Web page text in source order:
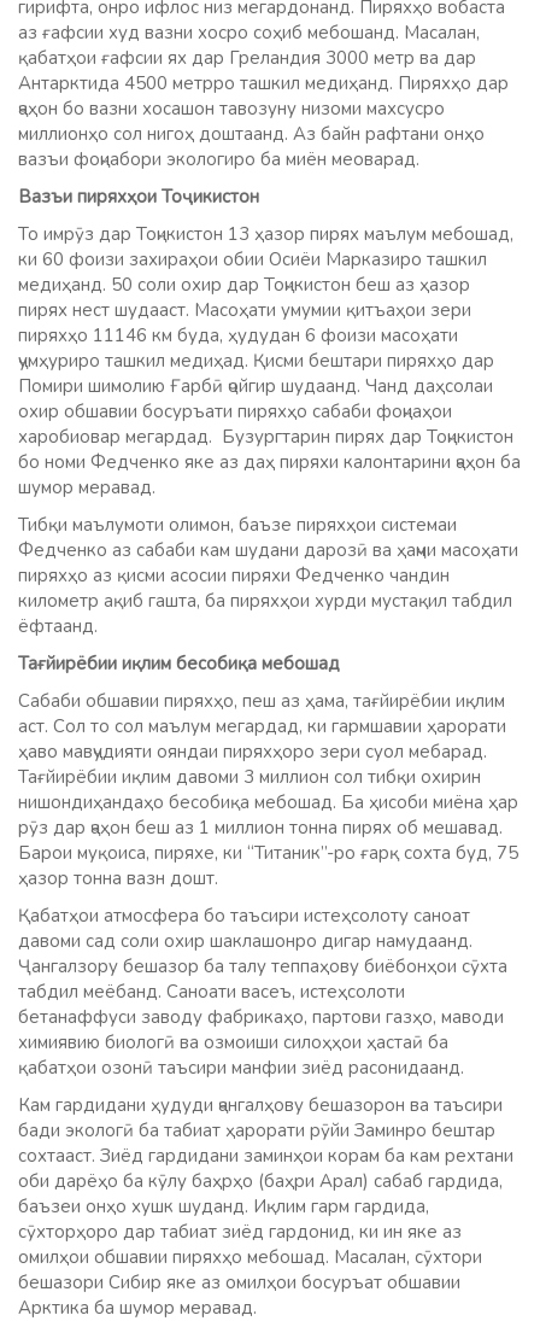
гирифта, онро ифлос низ мегардонанд. Пиряхҳо вобаста
аз ғафсии худ вазни хосро соҳиб мебошанд. Масалан,
қабатҳои ғафсии ях дар Греландия 3000 метр ва дар
Антарктида 4500 метрро ташкил медиҳанд. Пиряхҳо дар
ҷаҳон бо вазни хосашон тавозуну низоми махсусро
миллионҳо сол нигоҳ доштаанд. Аз байн рафтани онҳо
вазъи фоҷиабори экологиро ба миён меоварад.
Вазъи пиряхҳои Тоҷикистон
То имрӯз дар Тоҷикистон 13 ҳазор пирях маълум мебошад,
ки 60 фоизи захираҳои обии Осиёи Марказиро ташкил
медиҳанд. 50 соли охир дар Тоҷикистон беш аз ҳазор
пирях нест шудааст. Масоҳати умумии қитъаҳои зери
пиряхҳо 11146 км буда, ҳудудан 6 фоизи масоҳати
ҷумҳуриро ташкил медиҳад. Қисми бештари пиряхҳо дар
Помири шимолию Ғарбӣ ҷойгир шудаанд. Чанд даҳсолаи
охир обшавии босуръати пиряхҳо сабаби фоҷиаҳои
харобиовар мегардад. Бузургтарин пирях дар Тоҷикистон
бо номи Федченко яке аз даҳ пиряхи калонтарини ҷаҳон ба
шумор меравад.
Тибқи маълумоти олимон, баъзе пиряхҳои системаи
Федченко аз сабаби кам шудани дарозӣ ва ҳаҷми масоҳати
пиряхҳо аз қисми асосии пиряхи Федченко чандин
километр ақиб гашта, ба пиряхҳои хурди мустақил табдил
ёфтаанд.
Тағйирёбии иқлим бесобиқа мебошад
Сабаби обшавии пиряхҳо, пеш аз ҳама, тағйирёбии иқлим
аст. Сол то сол маълум мегардад, ки гармшавии ҳарорати
ҳаво мавҷудияти ояндаи пиряхҳоро зери суол мебарад.
Тағйирёбии иқлим давоми 3 миллион сол тибқи охирин
нишондиҳандаҳо бесобиқа мебошад. Ба ҳисоби миёна ҳар
рӯз дар ҷаҳон беш аз 1 миллион тонна пирях об мешавад.
Барои муқоиса, пиряхе, ки “Титаник”-ро ғарқ сохта буд, 75
ҳазор тонна вазн дошт.
Қабатҳои атмосфера бо таъсири истеҳсолоту саноат
давоми сад соли охир шаклашонро дигар намудаанд.
Ҷангалзору бешазор ба талу теппаҳову биёбонҳои сӯхта
табдил меёбанд. Саноати васеъ, истеҳсолоти
бетанаффуси заводу фабрикаҳо, партови газҳо, маводи
химиявию биологӣ ва озмоиши силоҳҳои ҳастаӣ ба
қабатҳои озонӣ таъсири манфии зиёд расонидаанд.
Кам гардидани ҳудуди ҷангалҳову бешазорон ва таъсири
бади экологӣ ба табиат ҳарорати рӯйи Заминро бештар
сохтааст. Зиёд гардидани заминҳои корам ба кам рехтани
оби дарёҳо ба кӯлу баҳрҳо (баҳри Арал) сабаб гардида,
баъзеи онҳо хушк шуданд. Иқлим гарм гардида,
сӯхторҳоро дар табиат зиёд гардонид, ки ин яке аз
омилҳои обшавии пиряхҳо мебошад. Масалан, сӯхтори
бешазори Сибир яке аз омилҳои босуръат обшавии
Арктика ба шумор меравад.